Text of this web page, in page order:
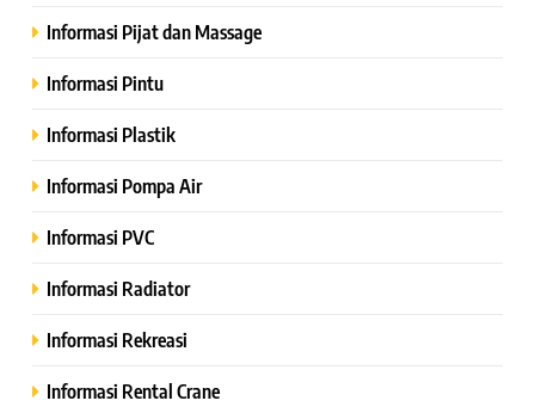
Informasi Pijat dan Massage
Informasi Pintu
Informasi Plastik
Informasi Pompa Air
Informasi PVC
Informasi Radiator
Informasi Rekreasi
Informasi Rental Crane